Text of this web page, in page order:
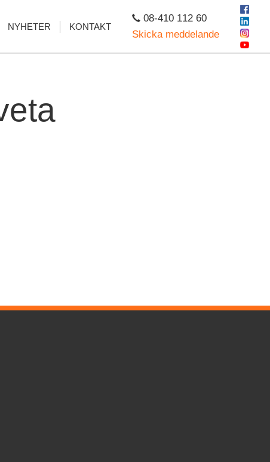
08-410 112 60
Skicka meddelande
NYHETER KONTAKT